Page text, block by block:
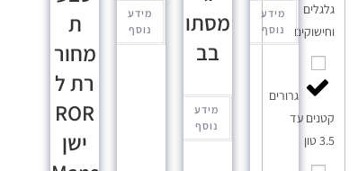
גלגלים
וחישוקים
גרורים
קטנים עד
3.5 טון
מידע
נוסף
מסתו
בב
מידע
נוסף
מידע
נוסף
ת
מחור
רת ל
ROR
ישן